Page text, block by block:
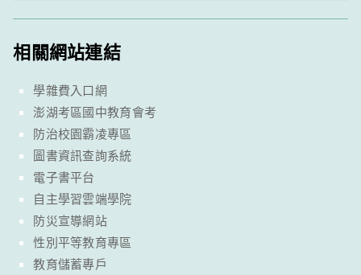
相關網站連結
學雜費入口網
澎湖考區國中教育會考
防治校園霸凌專區
圖書資訊查詢系統
電子書平台
自主學習雲端學院
防災宣導網站
性別平等教育專區
教育儲蓄專戶